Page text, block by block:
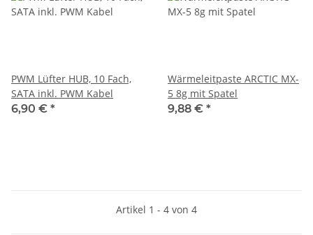
PWM Lüfter HUB, 10 Fach,
SATA inkl. PWM Kabel
6,90 € *
Wärmeleitpaste ARCTIC MX-
5 8g mit Spatel
9,88 € *
Artikel 1 - 4 von 4